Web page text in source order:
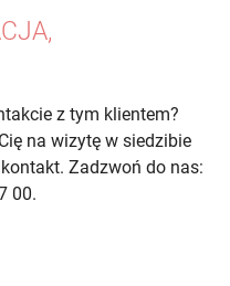
z tym klientem?
na wizytę w siedzibie
Zadzwoń do nas:
00.